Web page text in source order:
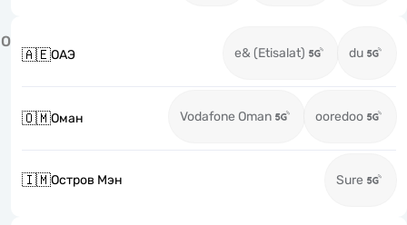
О
🇦🇪ОАЭ e& (Etisalat) du
🇴🇲Оман Vodafone Oman ooredoo
🇮🇲Остров Мэн Sure